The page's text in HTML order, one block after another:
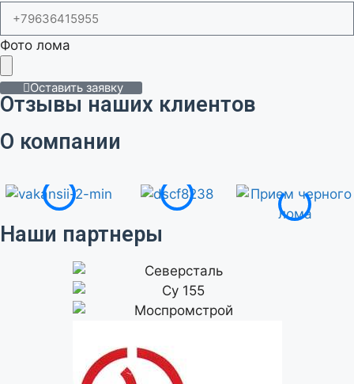
Фото лома
Оставить заявку
Отзывы наших клиентов
О компании
Наши партнеры